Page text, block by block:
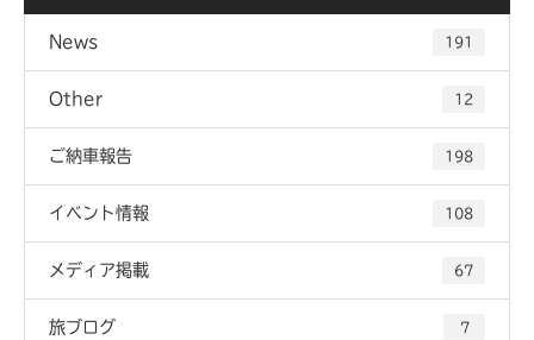
News 191
Other 12
ご納車報告 198
イベント情報 108
メディア掲載 67
旅ブログ 7